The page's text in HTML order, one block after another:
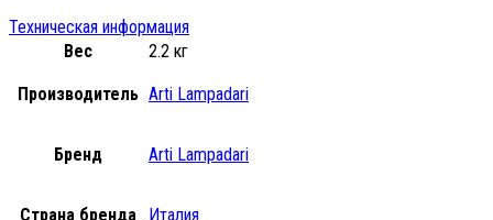
Техническая информация
Вес
2.2 кг
Производитель Arti Lampadari
Бренд Arti Lampadari
Страна бренда Италия